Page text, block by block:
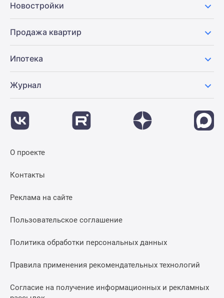
Новостройки
Продажа квартир
Ипотека
Журнал
О проекте
Контакты
Реклама на сайте
Пользовательское соглашение
Политика обработки персональных данных
Правила применения рекомендательных технологий
Согласие на получение информационных и рекламных